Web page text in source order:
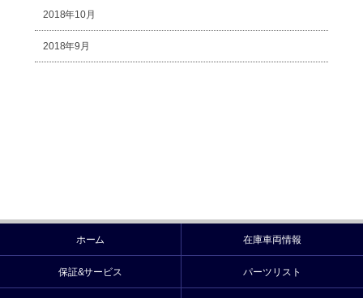
2018年10月
2018年9月
ホーム 在庫車両情報
保証&サービス パーツリスト